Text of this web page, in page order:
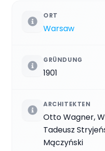
ORT
Warsaw
GRÜNDUNG
1901
ARCHITEKTEN
Otto Wagner,
Tadeusz
Mączyński